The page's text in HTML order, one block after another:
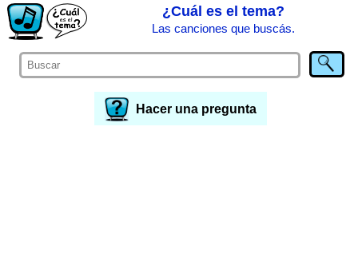
¿Cuál es el tema?
Las canciones que buscás.
Hacer una pregunta